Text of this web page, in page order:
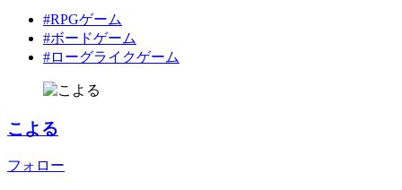
#RPGゲーム
#ボードゲーム
#ローグライクゲーム
こよる
フォロー